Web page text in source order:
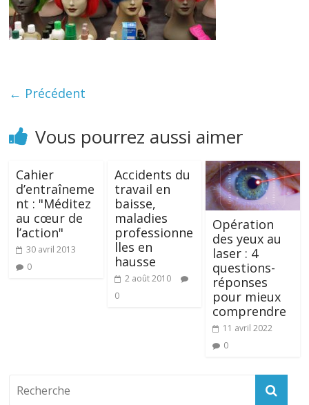
← Précédent
Vous pourrez aussi aimer
Cahier
d’entraîneme
nt : "Méditez
au cœur de
l’action"
30 avril 2013
0
Accidents du
travail en
baisse,
maladies
professionne
lles en
hausse
2 août 2010
0
Opération
des yeux au
laser : 4
questions-
réponses
pour mieux
comprendre
11 avril 2022
0